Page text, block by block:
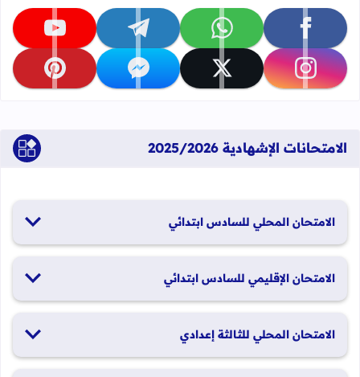
تابعنا على facebook تابعنا على whatsapp تابعنا على telegram تابعنا على youtube
تابعنا على instagram تابعنا على x تابعنا على messenger تابعنا على pinterest
الامتحانات الإشهادية 2025/2026
الامتحان المحلي للسادس ابتدائي
الامتحان الإقليمي للسادس ابتدائي
الامتحان المحلي للثالثة إعدادي